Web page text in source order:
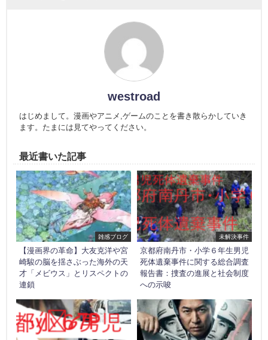
westroad
はじめまして。漫画やアニメ,ゲームのことを書き散らかしていき
ます。たまには見てやってください。
最近書いた記事
雑感ブログ
【漫画界の革命】大友克洋や宮
崎駿の脳を揺さぶった海外の天
才「メビウス」とリスペクトの
連鎖
未解決事件
京都府南丹市・小学６年生男児
死体遺棄事件に関する総合調査
報告書：捜査の進展と社会制度
への示唆